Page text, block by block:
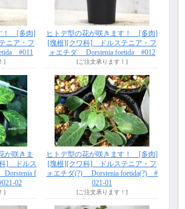
！ [多肉]
ニア・フ
#011
]
ヒトデ型の花が咲きます！ [多肉]
[塊根][クワ科] ドルステニア・フ
ォエチダ Dorstenia foetida #012
[ご注文承ります！]
が咲きま
] ドルス
f
02
]
ヒトデ型の花が咲きます！ [多肉]
[塊根][クワ科] ドルステニア・フ
ォエチダ(?) Dorstenia foetida(?) #
021-01
[ご注文承ります！]